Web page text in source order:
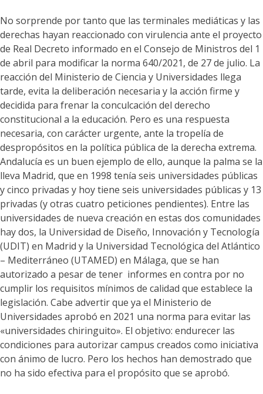
No sorprende por tanto que las terminales mediáticas y las
derechas hayan reaccionado con virulencia ante el proyecto
de Real Decreto informado en el Consejo de Ministros del 1
de abril para modificar la norma 640/2021, de 27 de julio. La
reacción del Ministerio de Ciencia y Universidades llega
tarde, evita la deliberación necesaria y la acción firme y
decidida para frenar la conculcación del derecho
constitucional a la educación. Pero es una respuesta
necesaria, con carácter urgente, ante la tropelía de
despropósitos en la política pública de la derecha extrema.
Andalucía es un buen ejemplo de ello, aunque la palma se la
lleva Madrid, que en 1998 tenía seis universidades públicas
y cinco privadas y hoy tiene seis universidades públicas y 13
privadas (y otras cuatro peticiones pendientes). Entre las
universidades de nueva creación en estas dos comunidades
hay dos, la Universidad de Diseño, Innovación y Tecnología
(UDIT) en Madrid y la Universidad Tecnológica del Atlántico
– Mediterráneo (UTAMED) en Málaga, que se han
autorizado a pesar de tener informes en contra por no
cumplir los requisitos mínimos de calidad que establece la
legislación. Cabe advertir que ya el Ministerio de
Universidades aprobó en 2021 una norma para evitar las
«universidades chiringuito». El objetivo: endurecer las
condiciones para autorizar campus creados como iniciativa
con ánimo de lucro. Pero los hechos han demostrado que
no ha sido efectiva para el propósito que se aprobó.